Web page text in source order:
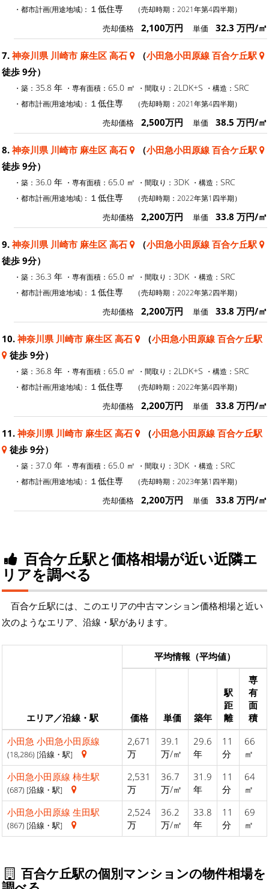
・都市計画(用途地域)： １低住専 （売却時期：2021年第4四半期）
売却価格 2,100万円 単価 32.3 万円/㎡
7. 神奈川県 川崎市 麻生区 高石 （小田急小田原線 百合ケ丘駅
徒歩 9分）
・築： 35.8 年 ・専有面積： 65.0 ㎡ ・間取り： 2LDK+S ・構造： SRC
・都市計画(用途地域)： １低住専 （売却時期：2021年第4四半期）
売却価格 2,500万円 単価 38.5 万円/㎡
8. 神奈川県 川崎市 麻生区 高石 （小田急小田原線 百合ケ丘駅
徒歩 9分）
・築： 36.0 年 ・専有面積： 65.0 ㎡ ・間取り： 3DK ・構造： SRC
・都市計画(用途地域)： １低住専 （売却時期：2022年第1四半期）
売却価格 2,200万円 単価 33.8 万円/㎡
9. 神奈川県 川崎市 麻生区 高石 （小田急小田原線 百合ケ丘駅
徒歩 9分）
・築： 36.3 年 ・専有面積： 65.0 ㎡ ・間取り： 3DK ・構造： SRC
・都市計画(用途地域)： １低住専 （売却時期：2022年第2四半期）
売却価格 2,200万円 単価 33.8 万円/㎡
10. 神奈川県 川崎市 麻生区 高石 （小田急小田原線 百合ケ丘駅
徒歩 9分）
・築： 36.8 年 ・専有面積： 65.0 ㎡ ・間取り： 2LDK+S ・構造： SRC
・都市計画(用途地域)： １低住専 （売却時期：2022年第4四半期）
売却価格 2,200万円 単価 33.8 万円/㎡
11. 神奈川県 川崎市 麻生区 高石 （小田急小田原線 百合ケ丘駅
徒歩 9分）
・築： 37.0 年 ・専有面積： 65.0 ㎡ ・間取り： 3DK ・構造： SRC
・都市計画(用途地域)： １低住専 （売却時期：2023年第1四半期）
売却価格 2,200万円 単価 33.8 万円/㎡
百合ケ丘駅と価格相場が近い近隣エ
リアを調べる
百合ケ丘駅には、このエリアの中古マンション価格相場と近い
次のようなエリア、沿線・駅があります。
エリア／沿線・駅
平均情報（平均値）
価格 単価 築年
駅
距
離
専
有
面
積
小田急 小田急小田原線
(18,286) [沿線・駅]
2,671
万
39.1
万/㎡
29.6
年
11
分
66
㎡
小田急小田原線 柿生駅
(687) [沿線・駅]
2,531
万
36.7
万/㎡
31.9
年
11
分
64
㎡
小田急小田原線 生田駅
(867) [沿線・駅]
2,524
万
36.2
万/㎡
33.8
年
11
分
69
㎡
百合ケ丘駅の個別マンションの物件相場を